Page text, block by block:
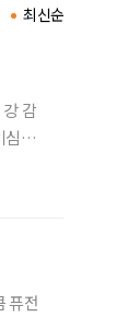
최신순
감
심장
퓨전